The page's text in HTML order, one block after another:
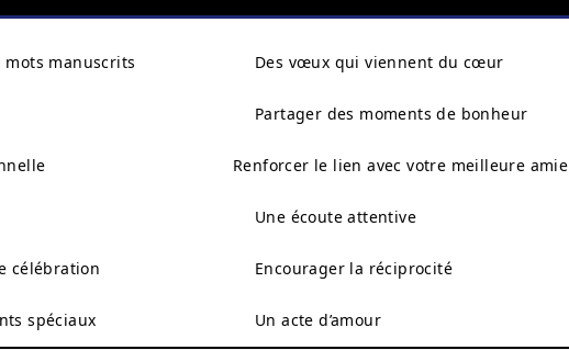
manuscrits
célébration
spéciaux
Des vœux qui viennent du cœur
Partager des moments de bonheur
Renforcer le lien avec votre meilleure amie
Une écoute attentive
Encourager la réciprocité
Un acte d’amour